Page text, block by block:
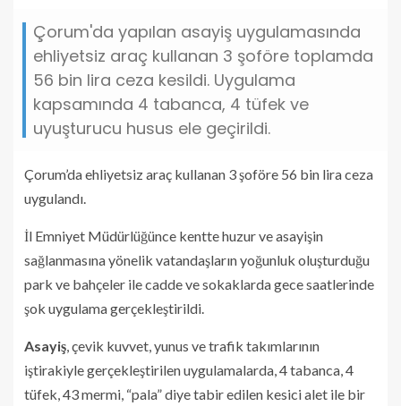
Çorum'da yapılan asayiş uygulamasında
ehliyetsiz araç kullanan 3 şoföre toplamda
56 bin lira ceza kesildi. Uygulama
kapsamında 4 tabanca, 4 tüfek ve
uyuşturucu husus ele geçirildi.
Çorum’da ehliyetsiz araç kullanan 3 şoföre 56 bin lira ceza
uygulandı.
İl Emniyet Müdürlüğünce kentte huzur ve asayişin
sağlanmasına yönelik vatandaşların yoğunluk oluşturduğu
park ve bahçeler ile cadde ve sokaklarda gece saatlerinde
şok uygulama gerçekleştirildi.
Asayiş, çevik kuvvet, yunus ve trafik takımlarının
iştirakiyle gerçekleştirilen uygulamalarda, 4 tabanca, 4
tüfek, 43 mermi, “pala” diye tabir edilen kesici alet ile bir